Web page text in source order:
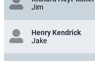
Jim
Henry Kendrick
Jake